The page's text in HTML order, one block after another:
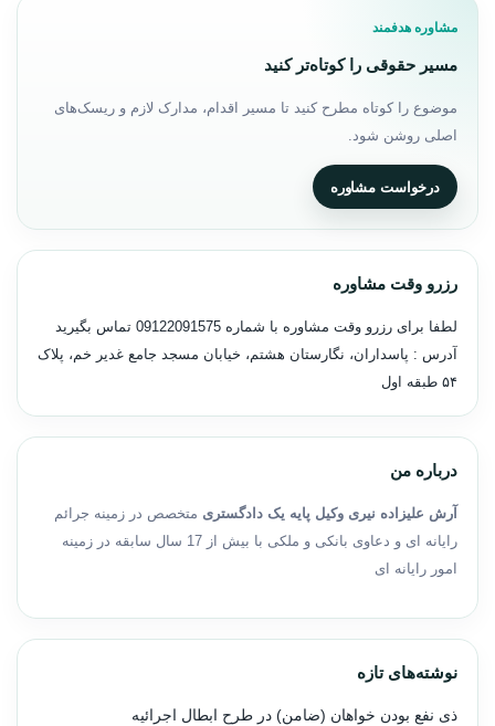
مشاوره هدفمند
مسیر حقوقی را کوتاه‌تر کنید
موضوع را کوتاه مطرح کنید تا مسیر اقدام، مدارک لازم و ریسک‌های
اصلی روشن شود.
درخواست مشاوره
رزرو وقت مشاوره
لطفا برای رزرو وقت مشاوره با شماره 09122091575 تماس بگیرید
آدرس : پاسداران، نگارستان هشتم، خیابان مسجد جامع غدیر خم، پلاک
۵۴ طبقه اول
درباره من
آرش علیزاده نیری وکیل پایه یک دادگستری متخصص در زمینه جرائم
رایانه ای و دعاوی بانکی و ملکی با بیش از 17 سال سابقه در زمینه
امور رایانه ای
نوشته‌های تازه
ذی نفع بودن خواهان (ضامن) در طرح ابطال اجرائیه